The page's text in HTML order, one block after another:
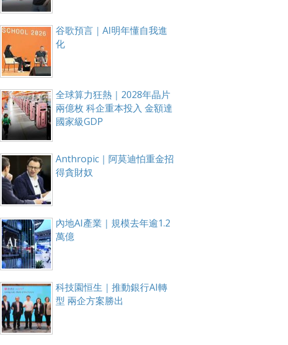
谷歌預言｜AI明年懂自我進
化
全球算力狂熱｜2028年晶片
兩億枚 科企重本投入 金額達
國家級GDP
Anthropic｜阿莫迪怕重金招
得貪財奴
內地AI產業｜規模去年逾1.2
萬億
科技園恒生｜推動銀行AI轉
型 兩企方案勝出